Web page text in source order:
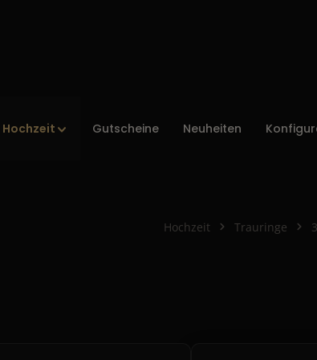
Gutscheine Neuheiten
Hochzeit Trauringe